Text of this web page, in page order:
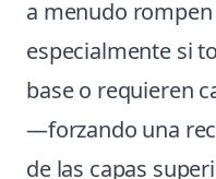
a menudo
especialmente si
base o requieren
—forzando una
de las capas